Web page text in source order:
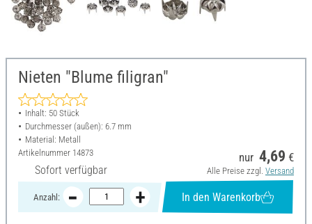
Nieten "Blume filigran"
Inhalt: 50 Stück
Durchmesser (außen): 6.7 mm
Material: Metall
Artikelnummer 14873
Sofort verfügbar
nur 4,69 €
Alle Preise zzgl. Versand
Anzahl: In den Warenkorb